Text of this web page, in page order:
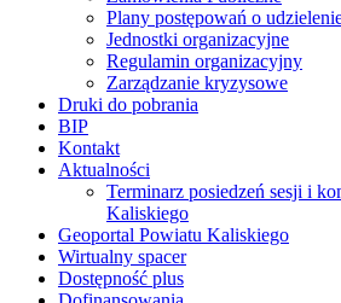
Plany postępowań o
Jednostki organizacyjne
Regulamin organizacyjny
Zarządzanie kryzysowe
Druki do pobrania
BIP
Kontakt
Aktualności
Terminarz posiedzeń sesji i
Kaliskiego
Geoportal Powiatu Kaliskiego
Wirtualny spacer
Dostępność plus